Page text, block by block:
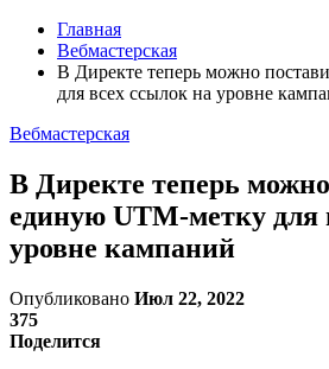
Главная
Вебмастерская
В Директе теперь можно
для всех ссылок на уровне
Вебмастерская
В Директе теперь
единую UTM-метку для
уровне кампаний
Опубликовано Июл 22, 2022
375
Поделится